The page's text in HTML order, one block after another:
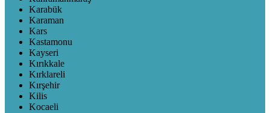
Karabük
Karaman
Kars
Kastamonu
Kayseri
Kırıkkale
Kırklareli
Kırşehir
Kilis
Kocaeli